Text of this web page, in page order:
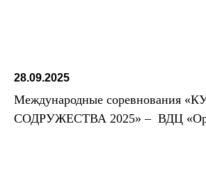
28.09.2025
Международные соревнования
СОДРУЖЕСТВА 2025» – ВДЦ